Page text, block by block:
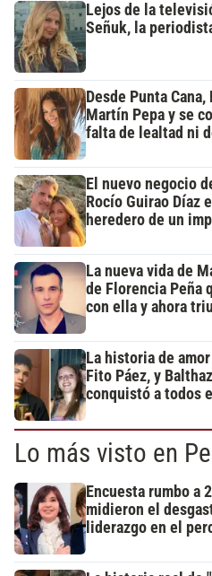
Lejos de la
Señuk, la
Desde Punta
Martín Pepa y se
falta de lealtad ni
El nuevo negocio
Rocío Guirao Díaz
heredero de un
La nueva vida de
de Florencia Peña
con ella y ahora
La historia de
Fito Páez, y
conquistó a todos
Lo más visto en
Encuesta rumbo a
midieron el
liderazgo en el